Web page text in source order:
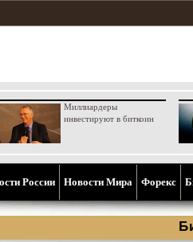
Миллиардеры
инвестируют в биткоин
России Новости Мира Форекс